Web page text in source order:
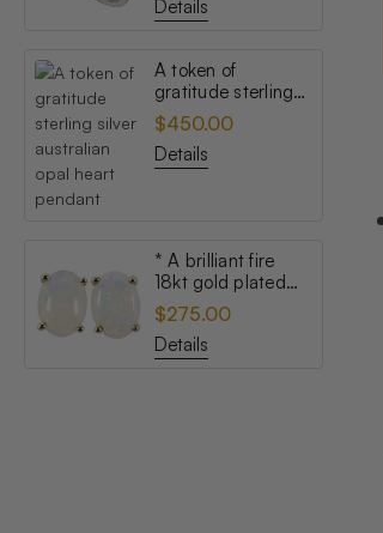
Details
A token of
gratitude sterling
silver australian
opal heart pendant
$450.00
Details
* A brilliant fire
18kt gold plated
australian white
opal stud earrings
$275.00
Details